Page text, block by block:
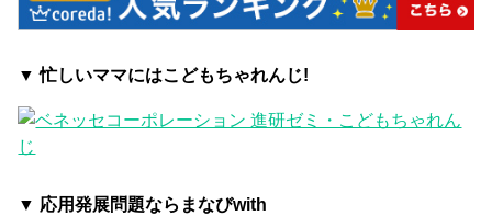
▼ 忙しいママにはこどもちゃれんじ!
▼ 応用発展問題ならまなびwith